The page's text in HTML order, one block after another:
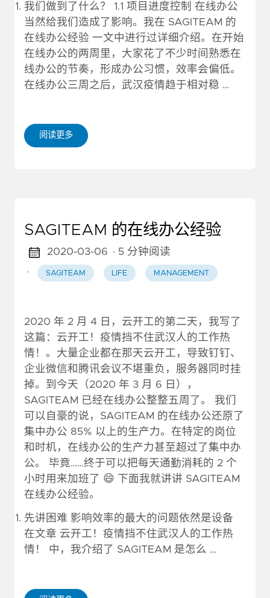
我们做到了什么？ 1.1 项目进度控制 在线办公
当然给我们造成了影响。我在 SAGITEAM 的
在线办公经验 一文中进行过详细介绍。在开始
在线办公的两周里，大家花了不少时间熟悉在
线办公的节奏，形成办公习惯，效率会偏低。
在线办公三周之后，武汉疫情趋于相对稳 …
阅读更多
SAGITEAM 的在线办公经验
2020-03-06 · 5 分钟阅读
·
SAGITEAM LIFE MANAGEMENT
2020 年 2 月 4 日，云开工的第二天，我写了
这篇：云开工！疫情挡不住武汉人的工作热
情！。大量企业都在那天云开工，导致钉钉、
企业微信和腾讯会议不堪重负，服务器同时挂
掉。到今天（2020 年 3 月 6 日），
SAGITEAM 已经在线办公整整五周了。 我们
可以自豪的说，SAGITEAM 的在线办公还原了
集中办公 85% 以上的生产力。在特定的岗位
和时机，在线办公的生产力甚至超过了集中办
公。 毕竟……终于可以把每天通勤消耗的 2 个
小时用来加班了 😄 下面我就讲讲 SAGITEAM
在线办公经验。
先讲困难 影响效率的最大的问题依然是设备
在文章 云开工！疫情挡不住武汉人的工作热
情！ 中，我介绍了 SAGITEAM 是怎么 …